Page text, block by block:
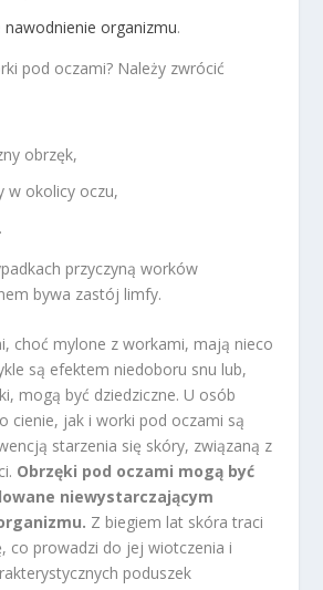
nawodnienie organizmu.
pod oczami? Należy zwrócić
obrzęk,
w okolicy oczu,
przyczyną worków
bywa zastój limfy.
choć mylone z workami, mają nieco
są efektem niedoboru snu lub,
mogą być dziedziczne. U osób
cienie, jak i worki pod oczami są
starzenia się skóry, związaną z
Obrzęki pod oczami mogą być
niewystarczającym
Z biegiem lat skóra traci
co prowadzi do jej wiotczenia i
poduszek